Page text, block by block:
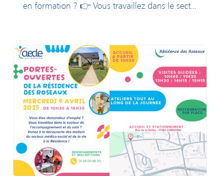
en formation ? 👉 Vous travaillez dans le sect...